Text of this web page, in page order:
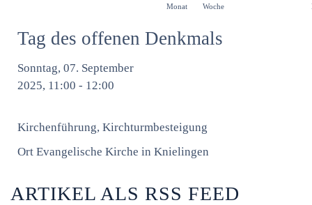
Monat
Woche
Tag des offenen Denkmals
Sonntag, 07. September
2025, 11:00 - 12:00
Kirchenführung, Kirchturmbesteigung
Ort Evangelische Kirche in Knielingen
ARTIKEL ALS RSS FEED